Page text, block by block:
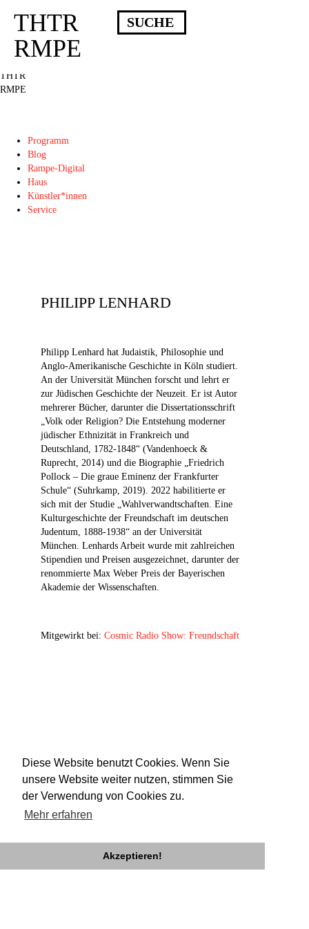
Diese Website benutzt Cookies. Wenn Sie
unsere Website weiter nutzen, stimmen Sie
der Verwendung von Cookies zu.
Mehr erfahren
Akzeptieren!
Deprecated : Die Funktion post_permalink ist seit Version 4.4.0 veraltet!
Verwende stattdessen get_permalink(). in
/homepages/10/d43051023/htdocs/wordpress/wp-includes/functions.php
THTR
RMPE
Programm
Blog
Rampe-Digital
Haus
Künstler*innen
Service
THTR
RMPE
PHILIPP LENHARD
Philipp Lenhard hat Judaistik, Philosophie und
Anglo-Amerikanische Geschichte in Köln studiert.
An der Universität München forscht und lehrt er
zur Jüdischen Geschichte der Neuzeit. Er ist Autor
mehrerer Bücher, darunter die Dissertationsschrift
„Volk oder Religion? Die Entstehung moderner
jüdischer Ethnizität in Frankreich und
Deutschland, 1782-1848“ (Vandenhoeck &
Ruprecht, 2014) und die Biographie „Friedrich
Pollock – Die graue Eminenz der Frankfurter
Schule“ (Suhrkamp, 2019). 2022 habilitierte er
sich mit der Studie „Wahlverwandtschaften. Eine
Kulturgeschichte der Freundschaft im deutschen
Judentum, 1888-1938“ an der Universität
München. Lenhards Arbeit wurde mit zahlreichen
Stipendien und Preisen ausgezeichnet, darunter der
renommierte Max Weber Preis der Bayerischen
Akademie der Wissenschaften.
Mitgewirkt bei: Cosmic Radio Show: Freundschaft